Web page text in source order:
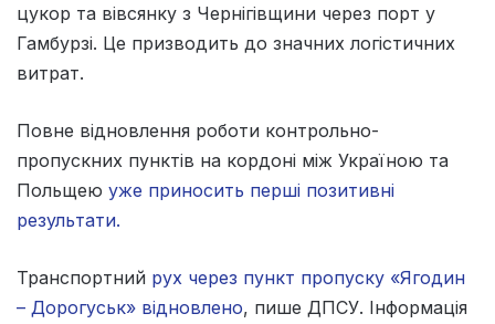
цукор та вівсянку з Чернігівщини через порт у
Гамбурзі. Це призводить до значних логістичних
витрат.
Повне відновлення роботи контрольно-
пропускних пунктів на кордоні між Україною та
Польщею уже приносить перші позитивні
результати.
Транспортний рух через пункт пропуску «Ягодин
– Дорогуськ» відновлено, пише ДПСУ. Інформація